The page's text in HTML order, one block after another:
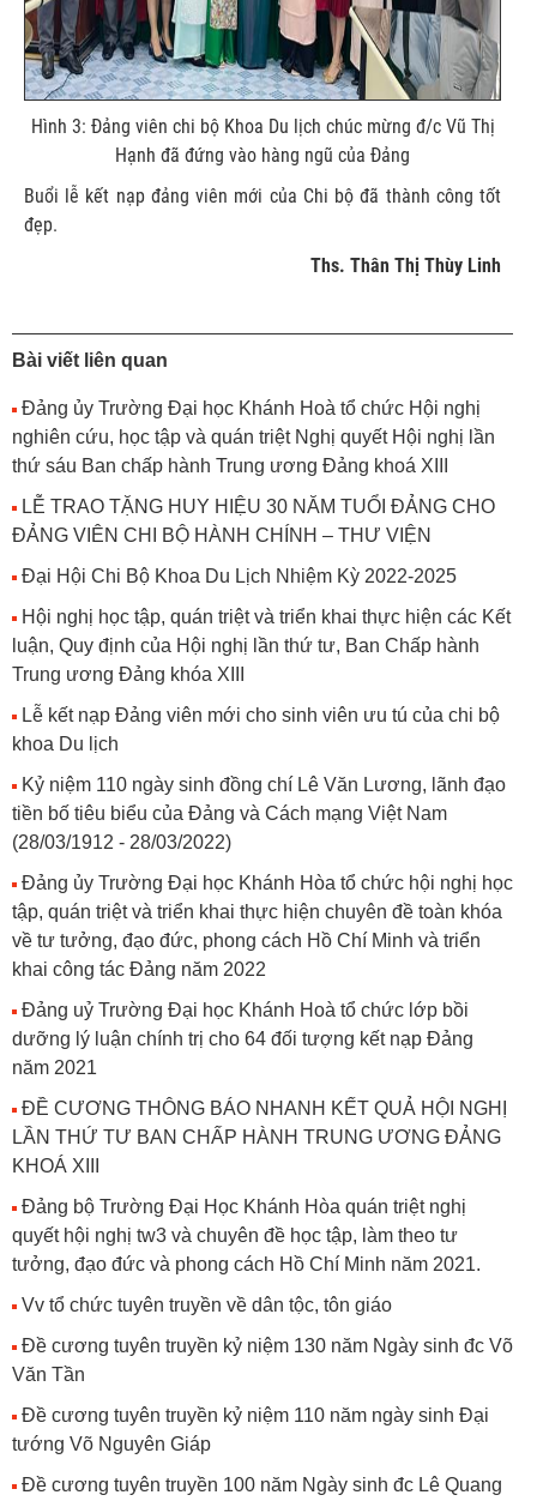
Hình 3: Đảng viên chi bộ Khoa Du lịch chúc mừng đ/c Vũ Thị
Hạnh đã đứng vào hàng ngũ của Đảng
Buổi lễ kết nạp đảng viên mới của Chi bộ đã thành công tốt
đẹp.
Ths. Thân Thị Thùy Linh
Bài viết liên quan
Đảng ủy Trường Đại học Khánh Hoà tổ chức Hội nghị
nghiên cứu, học tập và quán triệt Nghị quyết Hội nghị lần
thứ sáu Ban chấp hành Trung ương Đảng khoá XIII
LỄ TRAO TẶNG HUY HIỆU 30 NĂM TUỔI ĐẢNG CHO
ĐẢNG VIÊN CHI BỘ HÀNH CHÍNH – THƯ VIỆN
Đại Hội Chi Bộ Khoa Du Lịch Nhiệm Kỳ 2022-2025
Hội nghị học tập, quán triệt và triển khai thực hiện các Kết
luận, Quy định của Hội nghị lần thứ tư, Ban Chấp hành
Trung ương Đảng khóa XIII
Lễ kết nạp Đảng viên mới cho sinh viên ưu tú của chi bộ
khoa Du lịch
Kỷ niệm 110 ngày sinh đồng chí Lê Văn Lương, lãnh đạo
tiền bố tiêu biểu của Đảng và Cách mạng Việt Nam
(28/03/1912 - 28/03/2022)
Đảng ủy Trường Đại học Khánh Hòa tổ chức hội nghị học
tập, quán triệt và triển khai thực hiện chuyên đề toàn khóa
về tư tưởng, đạo đức, phong cách Hồ Chí Minh và triển
khai công tác Đảng năm 2022
Đảng uỷ Trường Đại học Khánh Hoà tổ chức lớp bồi
dưỡng lý luận chính trị cho 64 đối tượng kết nạp Đảng
năm 2021
ĐỀ CƯƠNG THÔNG BÁO NHANH KẾT QUẢ HỘI NGHỊ
LẦN THỨ TƯ BAN CHẤP HÀNH TRUNG ƯƠNG ĐẢNG
KHOÁ XIII
Đảng bộ Trường Đại Học Khánh Hòa quán triệt nghị
quyết hội nghị tw3 và chuyên đề học tập, làm theo tư
tưởng, đạo đức và phong cách Hồ Chí Minh năm 2021.
Vv tổ chức tuyên truyền về dân tộc, tôn giáo
Đề cương tuyên truyền kỷ niệm 130 năm Ngày sinh đc Võ
Văn Tần
Đề cương tuyên truyền kỷ niệm 110 năm ngày sinh Đại
tướng Võ Nguyên Giáp
Đề cương tuyên truyền 100 năm Ngày sinh đc Lê Quang